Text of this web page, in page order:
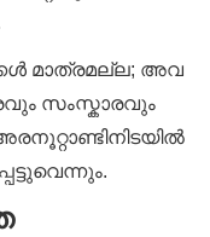
മാത്രമല്ല; അവ
സംസ്കാരവും